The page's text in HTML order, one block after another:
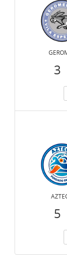
3
5